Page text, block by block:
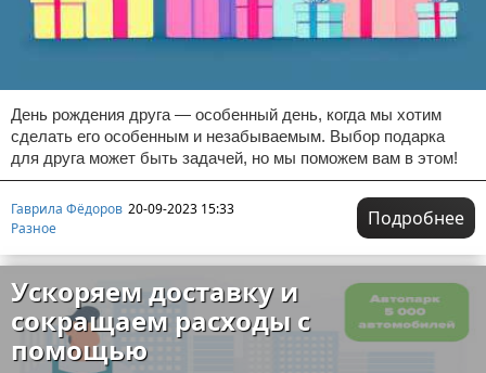
День рождения друга — особенный день, когда мы хотим
сделать его особенным и незабываемым. Выбор подарка
для друга может быть задачей, но мы поможем вам в этом!
Гаврила Фёдоров 20-09-2023 15:33
Разное
Подробнее
Ускоряем доставку и
сокращаем расходы с
помощью